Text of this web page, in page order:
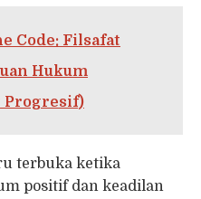
Code: Filsafat
Hukum
Progresif)
terbuka ketika
positif dan keadilan